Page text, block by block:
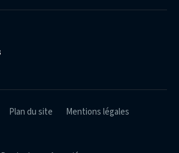
Plan du site
Mentions légales